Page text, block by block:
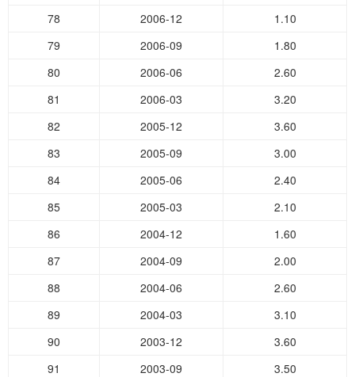
78
2006-12
1.10
79
2006-09
1.80
80
2006-06
2.60
81
2006-03
3.20
82
2005-12
3.60
83
2005-09
3.00
84
2005-06
2.40
85
2005-03
2.10
86
2004-12
1.60
87
2004-09
2.00
88
2004-06
2.60
89
2004-03
3.10
90
2003-12
3.60
91
2003-09
3.50